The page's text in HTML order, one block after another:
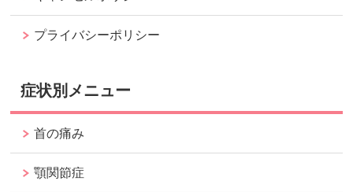
プライバシーポリシー
症状別メニュー
首の痛み
顎関節症